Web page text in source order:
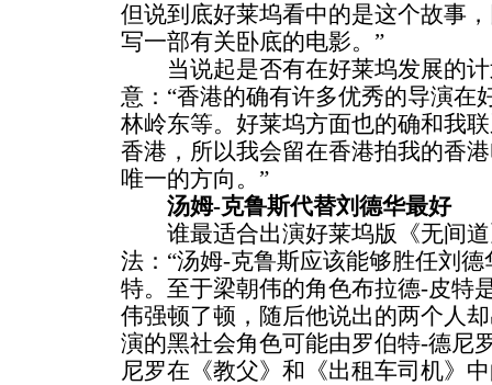
但说到底好莱坞看中的是这个故事
写一部有关卧底的电影。”
当说起是否有在好莱坞发展的计
意：“香港的确有许多优秀的导演在
林岭东等。好莱坞方面也的确和我
香港，所以我会留在香港拍我的香
唯一的方向。”
汤姆-克鲁斯代替刘德华最好
谁最适合出演好莱坞版《无间道
法：“汤姆-克鲁斯应该能够胜任刘
特。至于梁朝伟的角色布拉德-皮特
伟强顿了顿，随后他说出的两个人
演的黑社会角色可能由罗伯特-德尼
尼罗在《教父》和《出租车司机》